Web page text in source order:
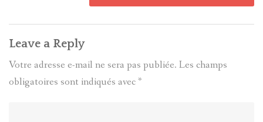
Leave a Reply
Votre adresse e-mail ne sera pas publiée. Les champs
obligatoires sont indiqués avec*